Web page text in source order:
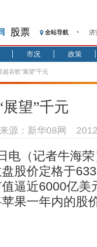
股票 全站导航
济
【
济
基
恒
市况 政策
超谷歌“展望”千元
望”千元
来源：新华08网
电（记者牛海
股价定格于
逼近6000亿美
果一年内的股